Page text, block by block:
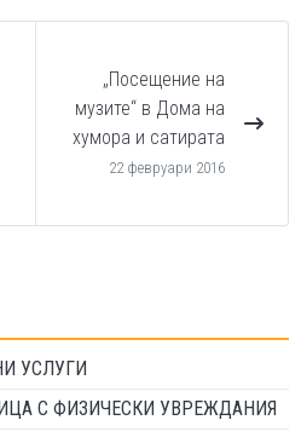
„Посещение на
музите“ в Дома на
хумора и сатирата
22 февруари 2016
УСЛУГИ
С ФИЗИЧЕСКИ УВРЕЖДАНИЯ